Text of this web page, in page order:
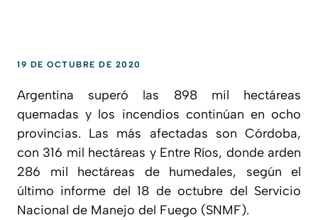
19 DE OCTUBRE DE 2020
Argentina superó las 898 mil hectáreas
quemadas y los incendios continúan en ocho
provincias. Las más afectadas son Córdoba,
con 316 mil hectáreas y Entre Ríos, donde arden
286 mil hectáreas de humedales, según el
último informe del 18 de octubre del Servicio
Nacional de Manejo del Fuego (SNMF).